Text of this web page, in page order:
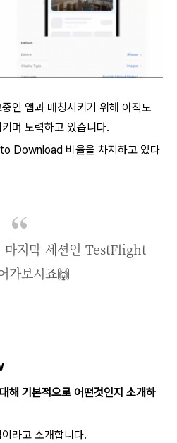
인 앱과 매칭시키기 위해 아직도
며 노력하고 있습니다.
Download 비율을 차지하고 있다
마지막 세션인 TestFlight
가보시죠🙌
해 기본적으로 어떤것인지 소개하
라고 소개합니다.